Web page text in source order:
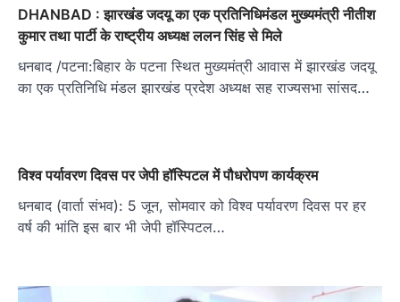
DHANBAD : झारखंड जदयू का एक प्रतिनिधिमंडल मुख्यमंत्री नीतीश
कुमार तथा पार्टी के राष्ट्रीय अध्यक्ष ललन सिंह से मिले
धनबाद /पटना:बिहार के पटना स्थित मुख्यमंत्री आवास में झारखंड जदयू
का एक प्रतिनिधि मंडल झारखंड प्रदेश अध्यक्ष सह राज्यसभा सांसद…
विश्व पर्यावरण दिवस पर जेपी हॉस्पिटल में पौधरोपण कार्यक्रम
धनबाद (वार्ता संभव): 5 जून, सोमवार को विश्व पर्यावरण दिवस पर हर
वर्ष की भांति इस बार भी जेपी हॉस्पिटल…